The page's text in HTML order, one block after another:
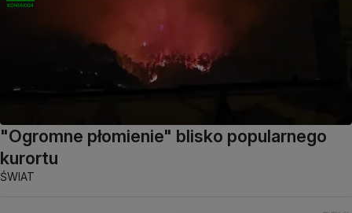
"Ogromne płomienie" blisko popularnego
kurortu
ŚWIAT